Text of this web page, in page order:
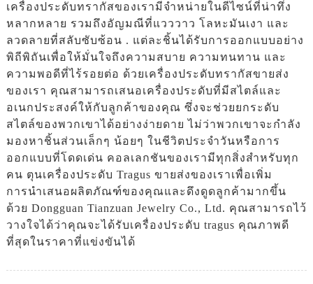
เครื่องประดับทรากัสของเรามีจำหน่ายในดีไซน์ที่น่าทึ่ง
หลากหลาย รวมถึงอัญมณีที่แวววาว โลหะมันเงา และ
ลวดลายที่สลับซับซ้อน . แต่ละชิ้นได้รับการออกแบบอย่าง
พิถีพิถันเพื่อให้มั่นใจถึงความสบาย ความทนทาน และ
ความพอดีที่ไร้รอยต่อ ด้วยเครื่องประดับทรากัสขายส่ง
ของเรา คุณสามารถเสนอเครื่องประดับที่มีสไตล์และ
อเนกประสงค์ให้กับลูกค้าของคุณ ซึ่งจะช่วยยกระดับ
สไตล์ของพวกเขาได้อย่างง่ายดาย ไม่ว่าพวกเขาจะกำลัง
มองหาชิ้นส่วนเล็กๆ น้อยๆ ในชีวิตประจำวันหรือการ
ออกแบบที่โดดเด่น คอลเลกชันของเรามีทุกสิ่งสำหรับทุก
คน ตุนเครื่องประดับ Tragus ขายส่งของเราเพื่อเพิ่ม
การนำเสนอผลิตภัณฑ์ของคุณและดึงดูดลูกค้ามากขึ้น
ด้วย Dongguan Tianzuan Jewelry Co., Ltd. คุณสามารถไว้
วางใจได้ว่าคุณจะได้รับเครื่องประดับ tragus คุณภาพดี
ที่สุดในราคาที่แข่งขันได้